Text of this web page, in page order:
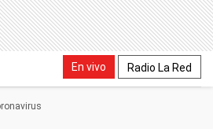
En vivo Radio La Red